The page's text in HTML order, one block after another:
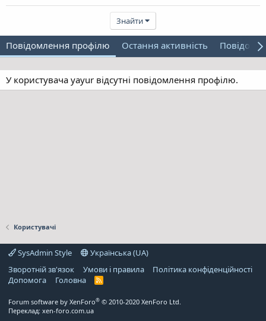
Знайти
Повідомлення профілю Остання активність
У користувача yayur відсутні повідомлення профілю.
Користувачі
SysAdmin Style
Українська (UA)
Зворотній зв'язок
Умови і правила
Політика конфіденційності
Дoпoмoга
Головна
R
Forum software by XenForo® © 2010-2020 XenForo Ltd.
Переклад: xen-foro.com.ua